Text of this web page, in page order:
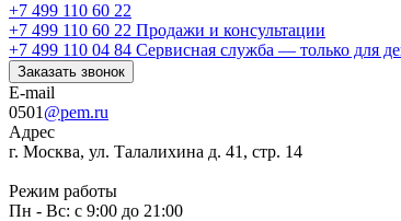
+7 499 110 60 22
+7 499 110 60 22 Продажи и консультации
+7 499 110 04 84 Сервисная служба — только для
Заказать звонок
E-mail
0501 @pem.ru
Адрес
г. Москва, ул. Талалихина д. 41, стр. 14
Режим работы
Пн - Вс: с 9:00 до 21:00